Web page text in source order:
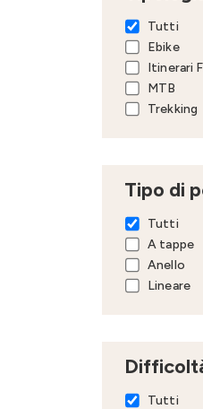
Tutti
Ebike
Itinerari
MTB
Trekking
Tipo di
Tutti
A tappe
Anello
Lineare
Tutti